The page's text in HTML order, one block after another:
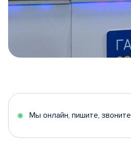
5
Мы онлайн, пишите, звоните